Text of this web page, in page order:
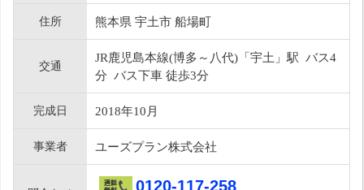
住所 熊本県 宇土市 船場町
交通
JR鹿児島本線(博多～八代)「宇土」駅 バス4
分 バス下車 徒歩3分
完成日 2018年10月
事業者 ユーズプラン株式会社
0120-117-258